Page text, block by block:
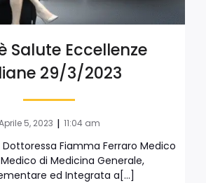
Salute Eccellenze
29/3/2023
5, 2023 | 11:04 am
Fiamma Ferraro Medico
di Medicina Generale,
ed Integrata a[…]